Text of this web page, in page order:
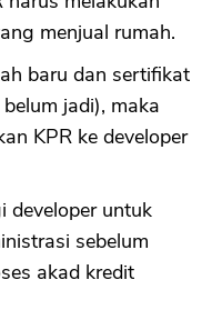
menjual rumah.
baru dan sertifikat
jadi), maka
KPR ke developer
developer untuk
sebelum
akad kredit